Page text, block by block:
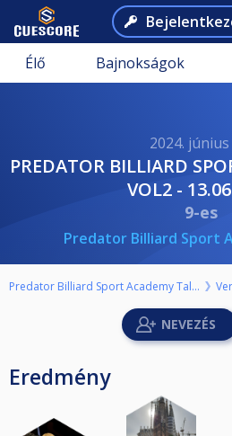
Élő Bajnokságok
2024. június
PREDATOR BILLIARD SPORT ACADEMY HCP -
VOL2 -
9-es
Predator Billiard Sport
Predator Billiard Sport Academy Tallinn
Eredmény